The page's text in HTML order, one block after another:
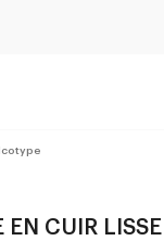
EN CUIR LISSE